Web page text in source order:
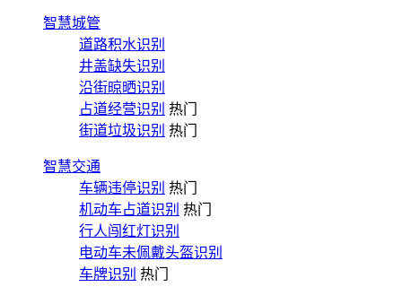
智慧城管
道路积水识别
井盖缺失识别
沿街晾晒识别
占道经营识别 热门
街道垃圾识别 热门
智慧交通
车辆违停识别 热门
机动车占道识别 热门
行人闯红灯识别
电动车未佩戴头盔识别
车牌识别 热门